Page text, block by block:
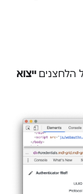
הלחצנים ייצוא